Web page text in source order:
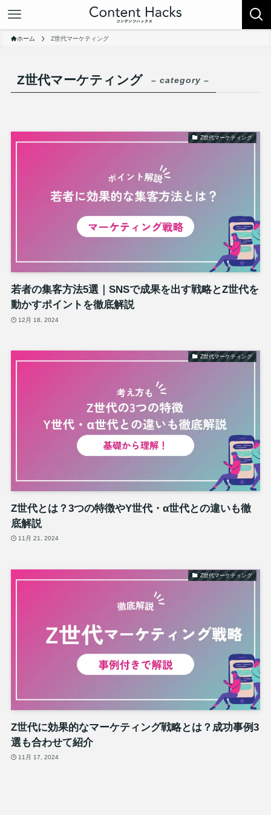
ホーム Z世代マーケティング
Z世代マーケティング – category –
Z世代マーケティング
若者の集客方法5選｜SNSで成果を出す戦略とZ世代を
動かすポイントを徹底解説
12月 18, 2024
Z世代マーケティング
Z世代とは？3つの特徴やY世代・α世代との違いも徹
底解説
11月 21, 2024
Z世代マーケティング
Z世代に効果的なマーケティング戦略とは？成功事例3
選も合わせて紹介
11月 17, 2024